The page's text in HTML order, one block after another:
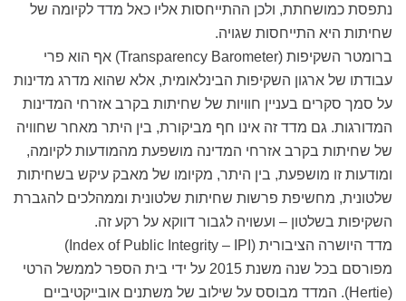
נתפסת כמושחתת, ולכן ההתייחסות אליו כאל מדד לקיומה של
שחיתות היא התייחסות שגויה.
ברומטר השקיפות (Transparency Barometer) אף הוא פרי
עבודתו של ארגון השקיפות הבינלאומית, אלא שהוא מדרג מדינות
על סמך סקרים בעניין חוויות של שחיתות בקרב אזרחי המדינות
המדורגות. גם מדד זה אינו חף מביקורת, בין היתר מאחר שחוויה
של שחיתות בקרב אזרחי המדינה מושפעת מהמודעות לקיומה,
ומודעות זו מושפעת, בין היתר, מקיומו של מאבק עיקש בשחיתות
שלטונית, מחשיפת פרשות שחיתות שלטונית וממהלכים להגברת
השקיפות בשלטון – ועשויה לגבור דווקא על רקע זה.
מדד היושרה הציבורית (Index of Public Integrity – IPI)
מפורסם בכל שנה משנת 2015 על ידי בית הספר לממשל הרטי
(Hertie). המדד מבוסס על שילוב של משתנים אובייקטיביים